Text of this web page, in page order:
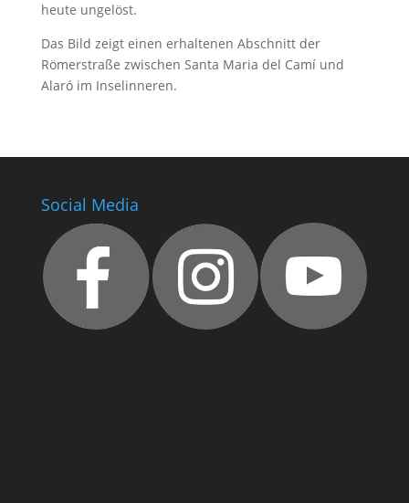
heute ungelöst.
Das Bild zeigt einen erhaltenen Abschnitt der
Römerstraße zwischen Santa Maria del Camí und
Alaró im Inselinneren.
Social Media